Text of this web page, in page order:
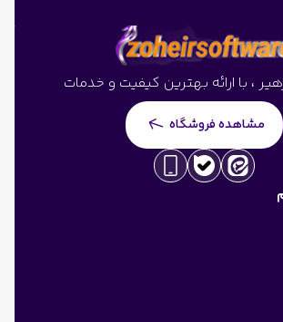
، با ارائه بهترین کیفیت و خدمات
مشاهده فروشگاه